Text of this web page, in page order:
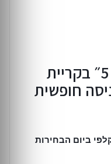
פסטיבל ״יוצאים בחוץ 5״ בקריית
חופשית